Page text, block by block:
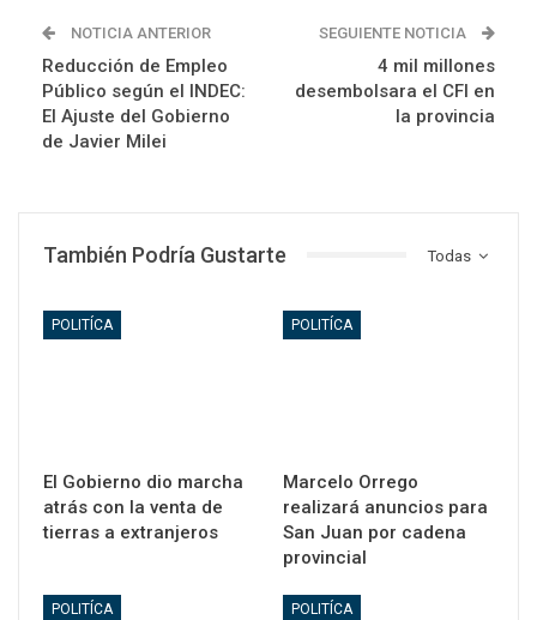
NOTICIA ANTERIOR
Reducción de Empleo
Público según el INDEC:
El Ajuste del Gobierno
de Javier Milei
SEGUIENTE NOTICIA
4 mil millones
desembolsara el CFI en
la provincia
Todas
También Podría Gustarte
POLITÍCA
El Gobierno dio marcha
atrás con la venta de
tierras a extranjeros
POLITÍCA
Marcelo Orrego
realizará anuncios para
San Juan por cadena
provincial
POLITÍCA POLITÍCA